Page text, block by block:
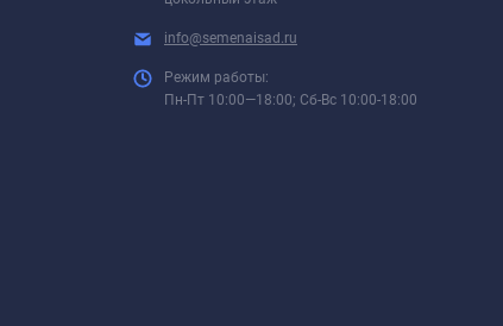
info@semenaisad.ru
Режим работы:
Пн-Пт 10:00—18:00; Сб-Вс 10:00-18:00